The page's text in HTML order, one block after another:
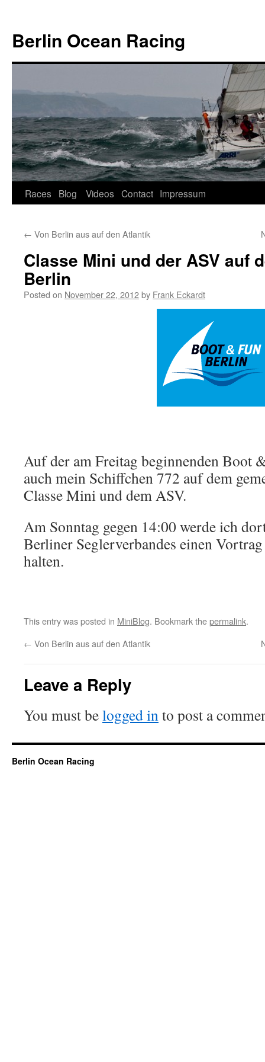
content
Berlin Ocean Racing
Races Blog Videos Contact Impressum
← Von Berlin aus auf den Atlantik
Classe Mini und der ASV auf
Berlin
Posted on November 22, 2012by Frank Eckardt
Auf der am Freitag beginnenden Boot
auch mein Schiffchen 772 auf dem
Classe Mini und dem ASV.
Am Sonntag gegen 14:00 werde ich
Berliner Seglerverbandes einen
halten.
This entry was posted in MiniBlog. Bookmark thepermalink.
← Von Berlin aus auf den Atlantik
Leave a Reply
You must belogged into post a
Berlin Ocean Racing